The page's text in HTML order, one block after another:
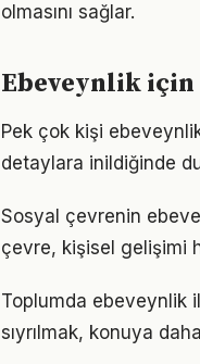
olmasını sağlar.
Ebeveynlik
Pek çok kişi
detaylara inildiğinde
Sosyal çevrenin
çevre, kişisel gelişimi
Toplumda ebeveynlik
sıyrılmak, konuya